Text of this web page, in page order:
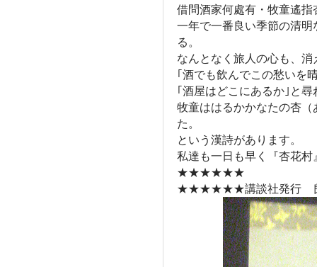
借問酒家何處有・牧童遙指
一年で一番良い季節の清
る。
なんとなく旅人の心も、
｢酒でも飲んでこの愁いを
｢酒屋はどこにあるか｣と尋
牧童ははるかかなたの杏
た。
という漢詩があります。
私達も一日も早く『杏花
★★★★★★
★★★★★★講談社発行